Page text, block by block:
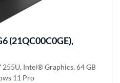
(21QC00C0GE),
Intel® Graphics, 64 GB
11 Pro